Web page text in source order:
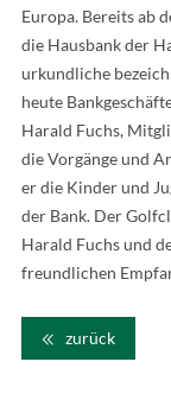
Europa. Bereits ab
die Hausbank der
urkundliche
heute
Harald Fuchs,
die Vorgänge und
er die Kinder und
der Bank. Der
Harald Fuchs und
freundlichen
zurück